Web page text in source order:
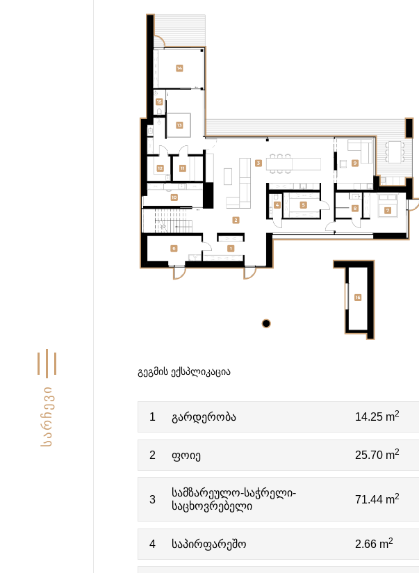
ᲡᲐᲠᲩᲔᲕᲘ
ᲒᲔᲒᲛᲘᲡ ᲔᲥᲡᲞᲚᲘᲙᲐᲪᲘᲐ
1 გარდერობა 14.25 m2
2 ფოიე 25.70 m2
3
სამზარეულო-საჭრელი-
საცხოვრებელი
71.44 m2
4 საპირფარეშო 2.66 m2